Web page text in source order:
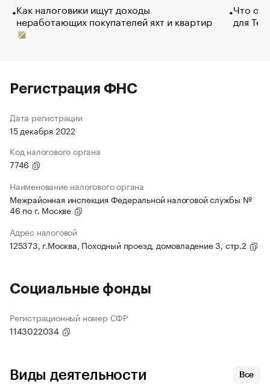
Как налоговики ищут доходы
неработающих покупателей яхт и квартир
Что
для
Регистрация ФНС
Дата регистрации
15 декабря 2022
Код налогового органа
7746
Наименование налогового органа
Межрайонная инспекция Федеральной налоговой службы №
46 по г. Москве
Адрес налоговой
125373, г.Москва, Походный проезд, домовладение 3, стр.2
Социальные фонды
Регистрационный номер СФР
1143022034
Виды деятельности Все